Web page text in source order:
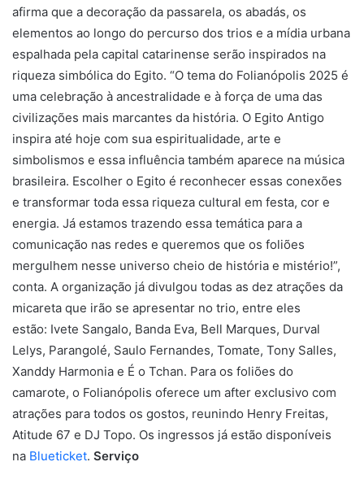
afirma que a decoração da passarela, os abadás, os
elementos ao longo do percurso dos trios e a mídia urbana
espalhada pela capital catarinense serão inspirados na
riqueza simbólica do Egito. “O tema do Folianópolis 2025 é
uma celebração à ancestralidade e à força de uma das
civilizações mais marcantes da história. O Egito Antigo
inspira até hoje com sua espiritualidade, arte e
simbolismos e essa influência também aparece na música
brasileira. Escolher o Egito é reconhecer essas conexões
e transformar toda essa riqueza cultural em festa, cor e
energia. Já estamos trazendo essa temática para a
comunicação nas redes e queremos que os foliões
mergulhem nesse universo cheio de história e mistério!”,
conta. A organização já divulgou todas as dez atrações da
micareta que irão se apresentar no trio, entre eles
estão: Ivete Sangalo, Banda Eva, Bell Marques, Durval
Lelys, Parangolé, Saulo Fernandes, Tomate, Tony Salles,
Xanddy Harmonia e É o Tchan. Para os foliões do
camarote, o Folianópolis oferece um after exclusivo com
atrações para todos os gostos, reunindo Henry Freitas,
Atitude 67 e DJ Topo. Os ingressos já estão disponíveis
na Blueticket. Serviço